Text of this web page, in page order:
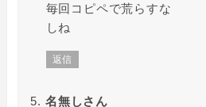
毎回コピペで荒らすな
しね
返信
名無しさん